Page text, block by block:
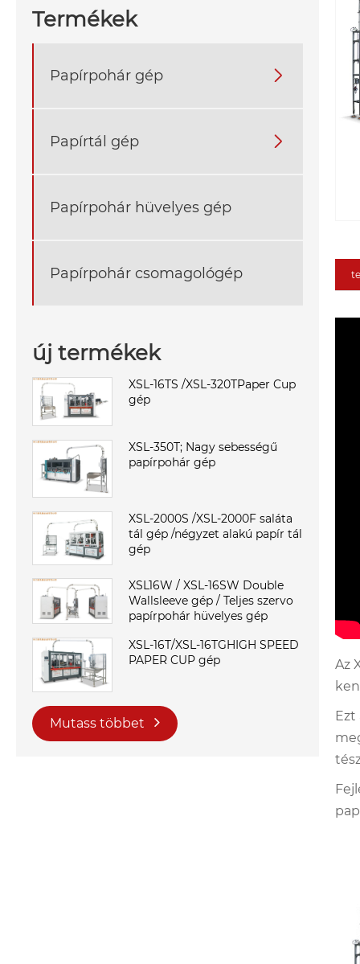
Termékek
Papírpohár gép 
Papírtál gép 
Papírpohár hüvelyes gép
Papírpohár csomagológép
új termékek
XSL-16TS /XSL-320TPaper Cup
gép
XSL-350T; Nagy sebességű
papírpohár gép
XSL-2000S /XSL-2000F saláta
tál gép /négyzet alakú papír tál
gép
XSL16W / XSL-16SW Double
Wallsleeve gép / Teljes szervo
papírpohár hüvelyes gép
XSL-16T/XSL-16TGHIGH SPEED
PAPER CUP gép
Mutass többet
Az
Ezt